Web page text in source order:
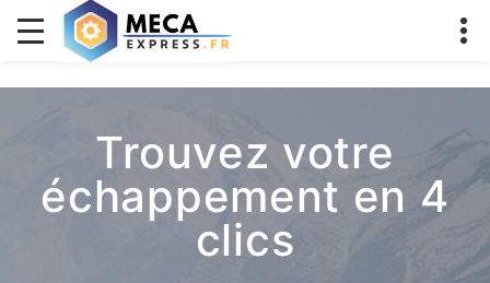
Trouvez votre
échappement en 4
clics